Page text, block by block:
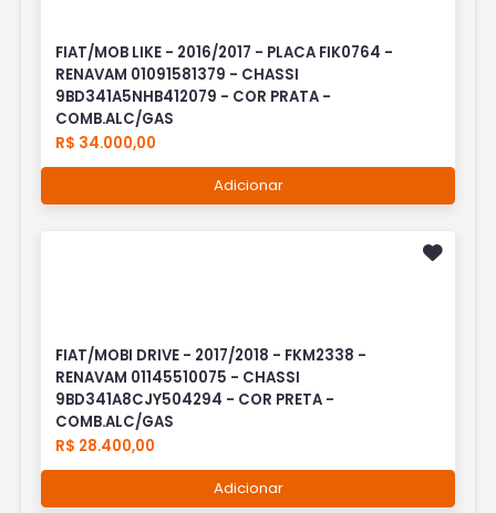
FIAT/MOB LIKE - 2016/2017 - PLACA FIK0764 -
RENAVAM 01091581379 - CHASSI
9BD341A5NHB412079 - COR PRATA -
COMB.ALC/GAS
R$ 34.000,00
Adicionar
FIAT/MOBI DRIVE - 2017/2018 - FKM2338 -
RENAVAM 01145510075 - CHASSI
9BD341A8CJY504294 - COR PRETA -
COMB.ALC/GAS
R$ 28.400,00
Adicionar